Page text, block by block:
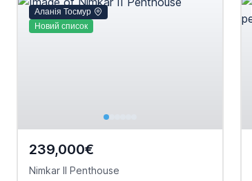
Аланія Тосмур
Новий список
239,000€
Nimkar II Penthouse